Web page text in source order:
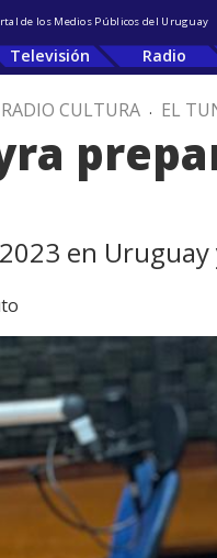
de los Medios Públicos del Uruguay
Televisión Radio
RADIO CULTURA . EL
en